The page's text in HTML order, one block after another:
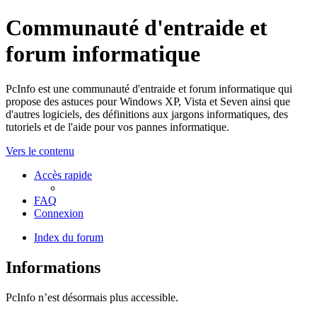
Communauté d'entraide et
forum informatique
PcInfo est une communauté d'entraide et forum informatique qui
propose des astuces pour Windows XP, Vista et Seven ainsi que
d'autres logiciels, des définitions aux jargons informatiques, des
tutoriels et de l'aide pour vos pannes informatique.
Vers le contenu
Accès rapide
FAQ
Connexion
Index du forum
Informations
PcInfo n’est désormais plus accessible.